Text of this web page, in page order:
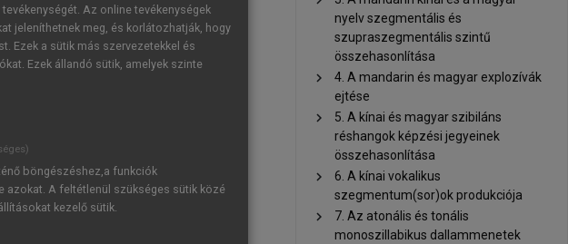
ami megmutatja, hogy a zönge
képest. Más szóval a VOT-
kiindulva, ha a zárfeloldáshoz
VOT-értékről, azaz zöngés
jelentkezik, akkor ott pozitív VOT-
értékük időtartama szerint tovább
míg 30 ms-nál hosszabb +VOT-
turbulens zörej követ (Cho–
zöngekezdési ideje a képzési hely
értéket, azaz relatíve hosszabb
nyelv szegmentális és
szupraszegmentális szintű
összehasonlítása
chevron_right
4. A mandarin és magyar explozívák
ejtése
chevron_right
5. A kínai és magyar szibiláns
réshangok képzési jegyeinek
összehasonlítása
chevron_right
6. A kínai vokalikus
szegmentum(sor)ok produkciója
chevron_right
7. Az atonális és tonális
monoszillabikus dallammenetek
Az online tevékenységek
jeleníthetnek meg, és korlátozhatják, hogy
Ezek a sütik más szervezetekkel és
Ezek állandó sütik, amelyek szinte
böngészéshez,a funkciók
azokat. A feltétlenül szükséges sütik közé
kezelő sütik.